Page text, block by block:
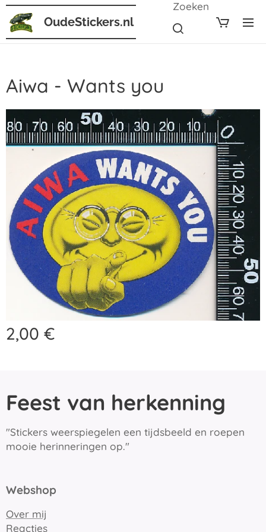
OudeStickers.nl
Zoeken
Aiwa - Wants you
2,00 €
Feest van herkenning
"Stickers weerspiegelen een tijdsbeeld en roepen
mooie herinneringen op."
Webshop
Over mij
Reacties